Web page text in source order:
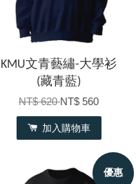
KMU文青藝繡-大學衫
(藏青藍)
NT$ 620NT$ 560
加入購物車
優惠